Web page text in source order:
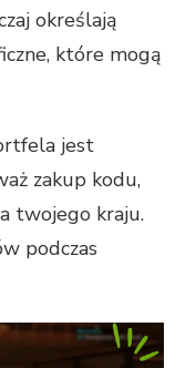
określają
które mogą
jest
zakup kodu,
twojego kraju.
podczas